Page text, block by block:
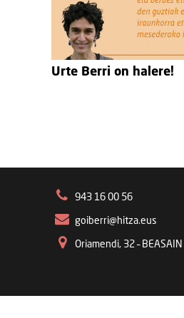
Urte Berri on halere!
943 16 00 56
goiberri@hitza.eus
Oriamendi, 32 – BEASAIN